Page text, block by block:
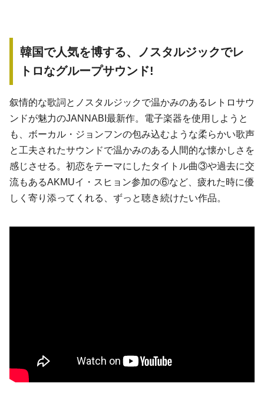
韓国で人気を博する、ノスタルジックでレ
トロなグループサウンド!
叙情的な歌詞とノスタルジックで温かみのあるレトロサウ
ンドが魅力のJANNABI最新作。電子楽器を使用しようと
も、ボーカル・ジョンフンの包み込むような柔らかい歌声
と工夫されたサウンドで温かみのある人間的な懐かしさを
感じさせる。初恋をテーマにしたタイトル曲③や過去に交
流もあるAKMUイ・スヒョン参加の⑥など、疲れた時に優
しく寄り添ってくれる、ずっと聴き続けたい作品。